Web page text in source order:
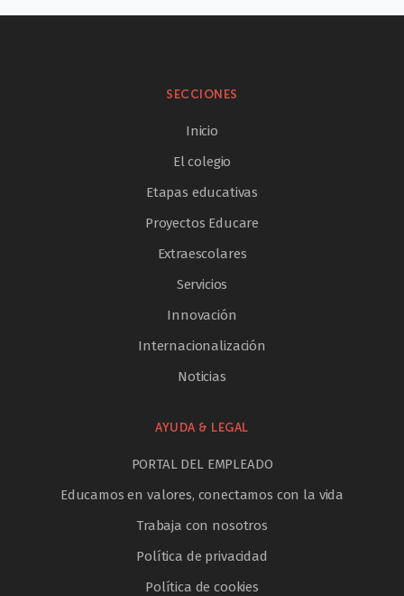
SECCIONES
Inicio
El colegio
Etapas educativas
Proyectos Educare
Extraescolares
Servicios
Innovación
Internacionalización
Noticias
AYUDA & LEGAL
PORTAL DEL EMPLEADO
Educamos en valores, conectamos con la vida
Trabaja con nosotros
Política de privacidad
Política de cookies